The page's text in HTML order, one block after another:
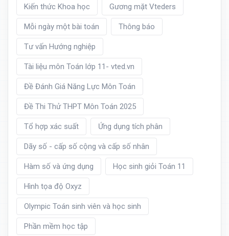
Kiến thức Khoa học Gương mặt Vteders
Mỗi ngày một bài toán Thông báo
Tư vấn Hướng nghiệp
Tài liệu môn Toán lớp 11- vted.vn
Đề Đánh Giá Năng Lực Môn Toán
Đề Thi Thử THPT Môn Toán 2025
Tổ hợp xác suất Ứng dụng tích phân
Dãy số - cấp số cộng và cấp số nhân
Hàm số và ứng dụng Học sinh giỏi Toán 11
Hình tọa độ Oxyz
Olympic Toán sinh viên và học sinh
Phần mềm học tập